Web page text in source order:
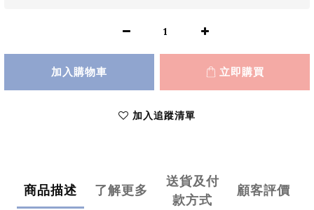
加入購物車 立即購買
加入追蹤清單
商品描述 了解更多
送貨及付
款方式
顧客評價